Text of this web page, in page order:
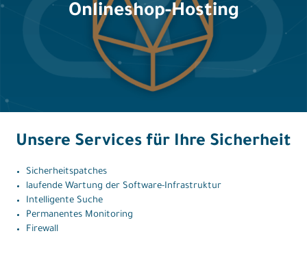
Onlineshop-Hosting
Unsere Services für Ihre Sicherheit
Sicherheitspatches
laufende Wartung der Software-Infrastruktur
Intelligente Suche
Permanentes Monitoring
Firewall